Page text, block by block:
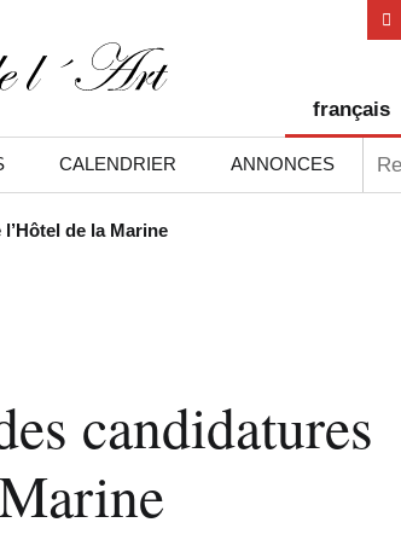
CALENDRIER ANNONCES
français
de la Marine
candidatures